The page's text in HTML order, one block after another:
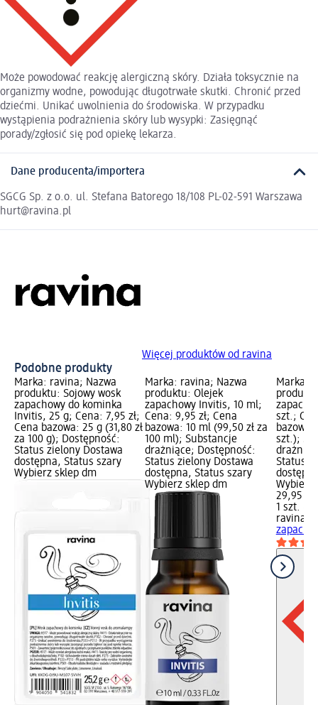
Może powodować reakcję alergiczną skóry. Działa toksycznie na
organizmy wodne, powodując długotrwałe skutki. Chronić przed
dziećmi. Unikać uwolnienia do środowiska. W przypadku
wystąpienia podrażnienia skóry lub wysypki: Zasięgnąć
porady/zgłosić się pod opiekę lekarza.
Dane producenta/importera
SGCG Sp. z o.o. ul. Stefana Batorego 18/108 PL-02-591 Warszawa
hurt@ravina.pl
Więcej produktów od ravina
Podobne produkty
Marka: ravina; Nazwa
produktu: Sojowy wosk
zapachowy do kominka
Invitis, 25 g; Cena: 7,95 zł;
Cena bazowa: 25 g (31,80 zł
za 100 g); Dostępność:
Status zielony Dostawa
dostępna, Status szary
Wybierz sklep dm
Marka: ravina; Nazwa
produktu: Olejek
zapachowy Invitis, 10 ml;
Cena: 9,95 zł; Cena
bazowa: 10 ml (99,50 zł za
100 ml); Substancje
drażniące; Dostępność:
Status zielony Dostawa
dostępna, Status szary
Wybierz sklep dm
Marka:
szt.;
bazowa:
szt.);
Status
Wybierz
29,95 zł
1 szt.
ravina